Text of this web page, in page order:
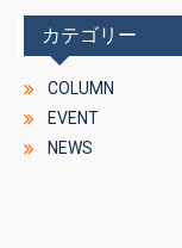
カテゴリー
COLUMN
EVENT
NEWS